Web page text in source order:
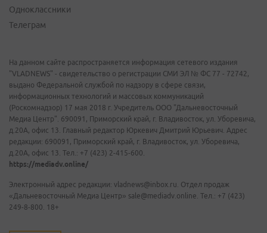
Одноклассники
Телеграм
На данном сайте распространяется информация сетевого издания
"VLADNEWS" - свидетельство о регистрации СМИ ЭЛ № ФС 77 - 72742,
выдано Федеральной службой по надзору в сфере связи,
информационных технологий и массовых коммуникаций
(Роскомнадзор) 17 мая 2018 г. Учредитель ООО "Дальневосточный
Медиа Центр". 690091, Приморский край, г. Владивосток, ул. Уборевича,
д.20А, офис 13. Главный редактор Юркевич Дмитрий Юрьевич. Адрес
редакции: 690091, Приморский край, г. Владивосток, ул. Уборевича,
д.20А, офис 13. Тел.: +7 (423) 2-415-600.
https://mediadv.online/
Электронный адрес редакции: vladnews@inbox.ru. Отдел продаж
«Дальневосточный Медиа Центр» sale@mediadv.online. Тел.: +7 (423)
249-8-800. 18+